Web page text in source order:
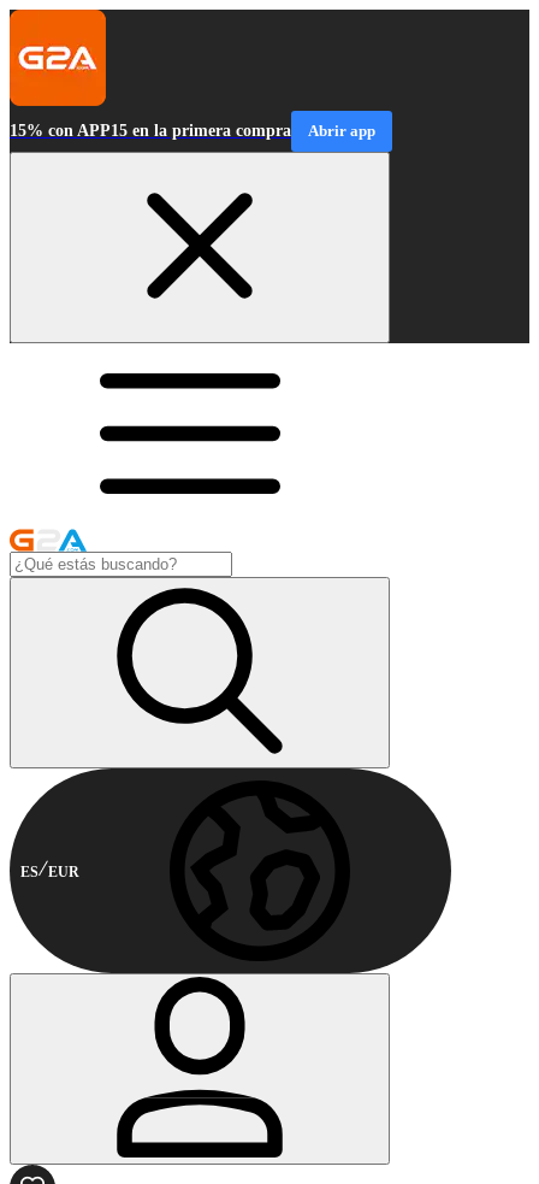
15% con APP15 en la primera compra Abrir app
ES EUR